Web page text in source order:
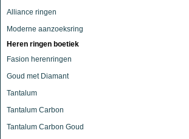
Alliance ringen
Moderne aanzoeksring
Heren ringen boetiek
Fasion herenringen
Goud met Diamant
Tantalum
Tantalum Carbon
Tantalum Carbon Goud